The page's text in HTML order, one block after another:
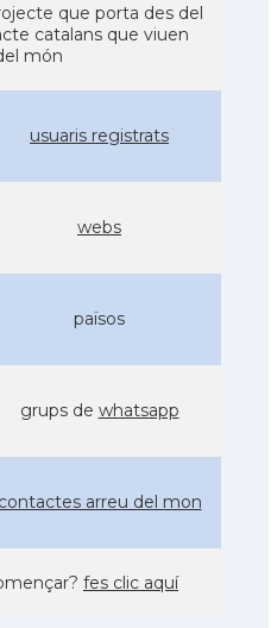
que porta des del
catalans que viuen
món
usuaris registrats
webs
països
grups de whatsapp
contactes arreu del mon
fes clic aquí